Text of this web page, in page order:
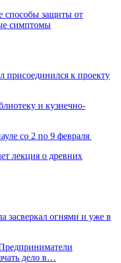
способы защиты от
симптомы
присоединился к проекту
и кузнечно-
со 2 по 9 февраля
лекция о древних
засверкал огнями и уже в
дело в…